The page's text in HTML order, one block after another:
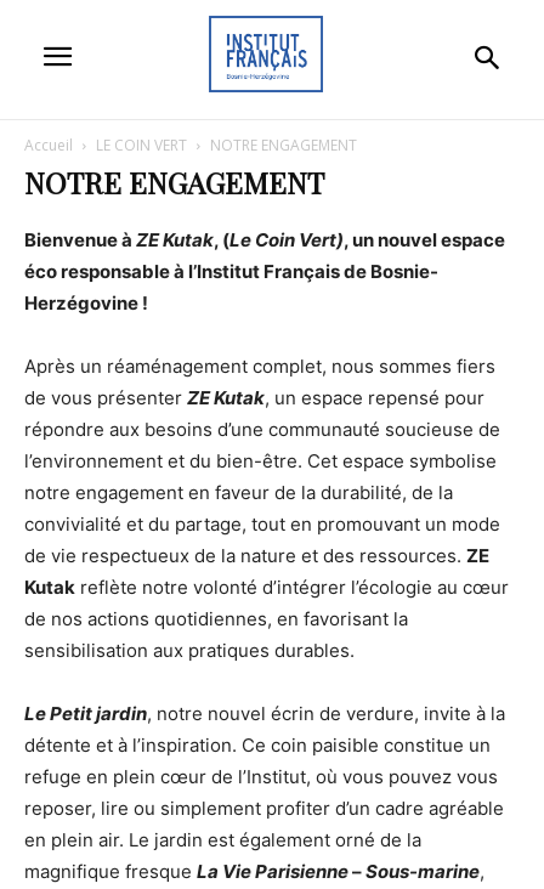
Accueil LE COIN VERT NOTRE ENGAGEMENT
NOTRE ENGAGEMENT
Bienvenue à ZE Kutak, (Le Coin Vert), un nouvel espace
éco responsable à l’Institut Français de Bosnie-
Herzégovine !
Après un réaménagement complet, nous sommes fiers
de vous présenter ZE Kutak, un espace repensé pour
répondre aux besoins d’une communauté soucieuse de
l’environnement et du bien-être. Cet espace symbolise
notre engagement en faveur de la durabilité, de la
convivialité et du partage, tout en promouvant un mode
de vie respectueux de la nature et des ressources. ZE
Kutak reflète notre volonté d’intégrer l’écologie au cœur
de nos actions quotidiennes, en favorisant la
sensibilisation aux pratiques durables.
Le Petit jardin, notre nouvel écrin de verdure, invite à la
détente et à l’inspiration. Ce coin paisible constitue un
refuge en plein cœur de l’Institut, où vous pouvez vous
reposer, lire ou simplement profiter d’un cadre agréable
en plein air. Le jardin est également orné de la
magnifique fresque La Vie Parisienne–Sous-marine,